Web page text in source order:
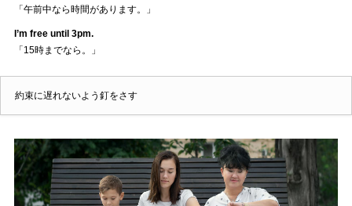
「午前中なら時間があります。」
I’m free until 3pm.
「15時までなら。」
約束に遅れないよう釘をさす